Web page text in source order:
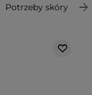
Potrzeby skóry